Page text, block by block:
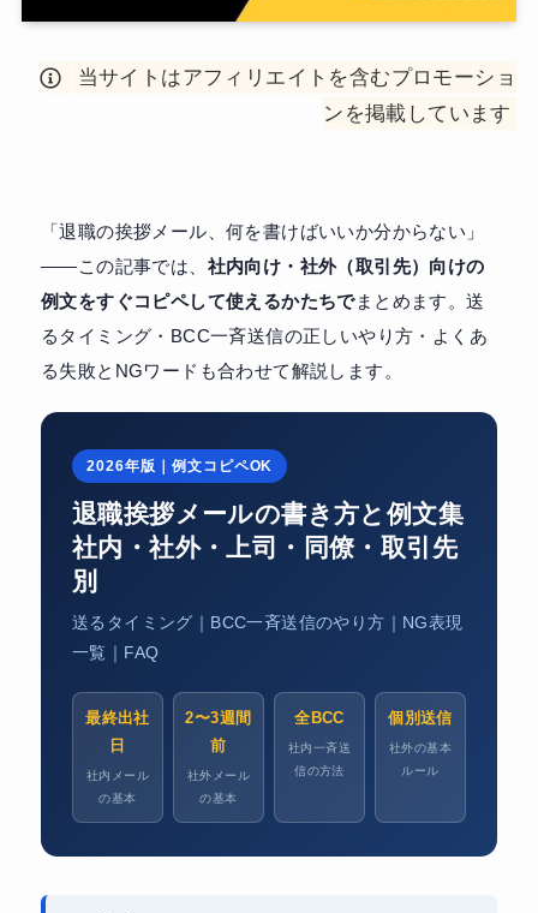
当サイトはアフィリエイトを含むプロモーショ
ンを掲載しています
「退職の挨拶メール、何を書けばいいか分からない」
——この記事では、 社内向け・社外（取引先）向けの
例文をすぐコピペして使えるかたちでまとめます。送
るタイミング・BCC一斉送信の正しいやり方・よくあ
る失敗とNGワードも合わせて解説します。
2026年版｜例文コピペOK
退職挨拶メールの書き方と例文集
社内・社外・上司・同僚・取引先
別
送るタイミング｜BCC一斉送信のやり方｜NG表現
一覧｜FAQ
最終出社
日
社内メール
の基本
2〜3週間
前
社外メール
の基本
全BCC
社内一斉送
信の方法
個別送信
社外の基本
ルール